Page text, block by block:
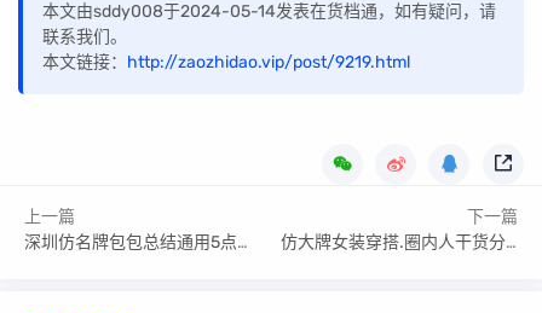
本文由sddy008于2024-05-14发表在货档通，如有疑问，请
联系我们。
本文链接： http://zaozhidao.vip/post/9219.html
上一篇
深圳仿名牌包包总结通用5点知识
下一篇
仿大牌女装穿搭.圈内人干货分享!